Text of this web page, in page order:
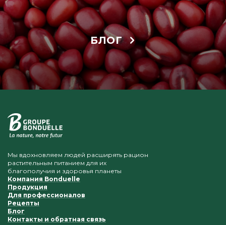
БЛОГ
Мы вдохновляем людей расширять рацион
растительным питанием для их
благополучия и здоровья планеты
Компания Bonduelle
Продукция
Для профессионалов
Рецепты
Блог
Контакты и обратная связь